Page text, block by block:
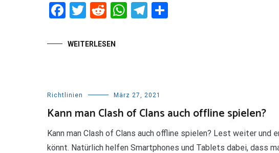
Facebook
Twitter
RedditWhatsApp
Telegram
WEITERLESEN
Richtlinien März 27, 2021
Kann man Clash of Clans auch offline spielen?
Kann man Clash of Clans auch offline spielen? Lest weiter und
könnt. Natürlich helfen Smartphones und Tablets dabei, dass